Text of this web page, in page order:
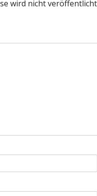
e
wird nicht